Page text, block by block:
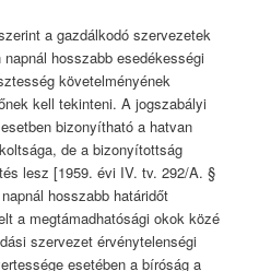
a gazdálkodó szervezetek
hosszabb esedékességi
követelményének
kell tekinteni. A jogszabályi
bizonyítható a hatvan
de a bizonyítottság
lesz [1959. évi IV. tv. 292/A. §
hosszabb határidőt
a megtámadhatósági okok közé
szervezet érvénytelenségi
esetében a bíróság a